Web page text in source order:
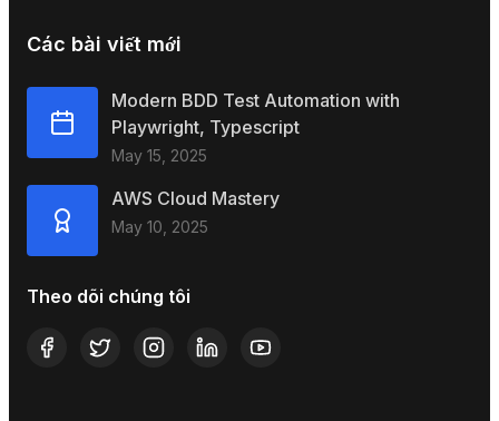
Các bài viết mới
Modern BDD Test Automation with
Playwright, Typescript
May 15, 2025
AWS Cloud Mastery
May 10, 2025
Theo dõi chúng tôi